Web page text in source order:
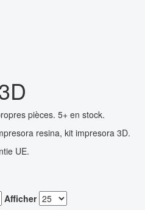
pièces. 5+ en stock.
resina, kit impresora 3D.
UE.
Afficher